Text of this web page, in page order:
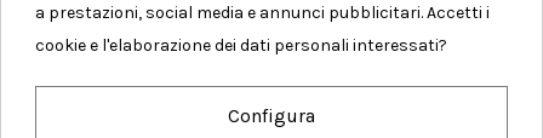
a prestazioni, social media e annunci pubblicitari. Accetti i
cookie e l'elaborazione dei dati personali interessati?
Configura